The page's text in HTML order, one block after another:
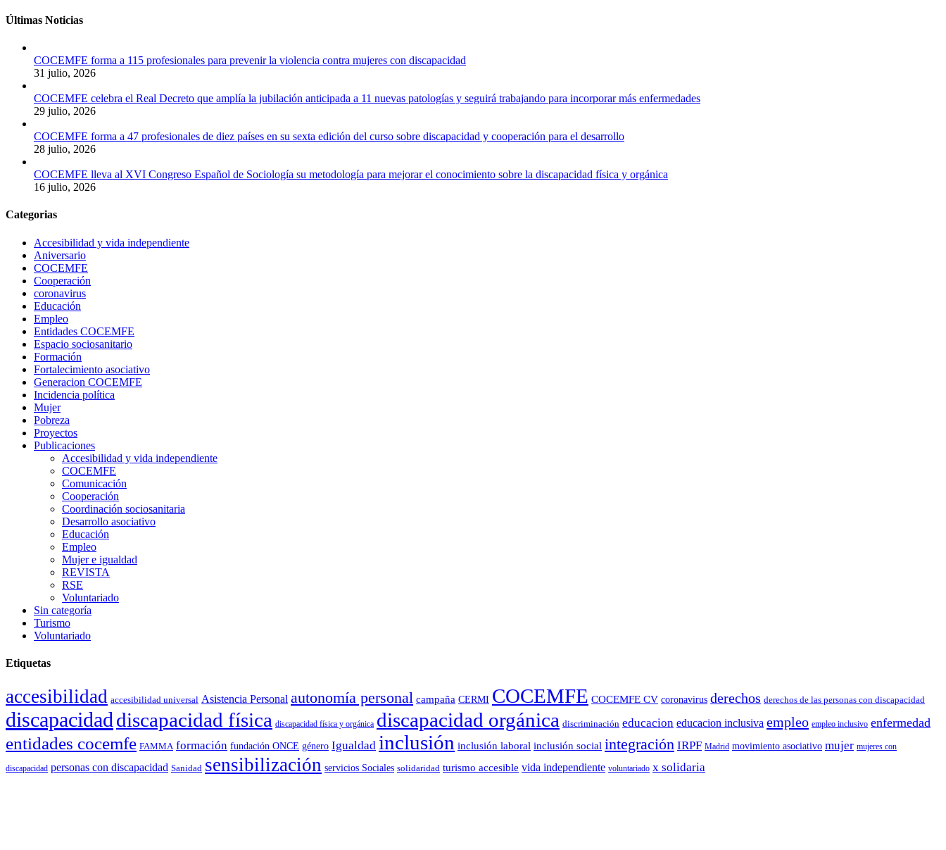
Últimas Noticias
COCEMFE forma a 115 profesionales para prevenir la violencia contra mujeres con discapacidad
31 julio, 2026
COCEMFE celebra el Real Decreto que amplía la jubilación anticipada a 11 nuevas patologías y seguirá trabajando para incorporar más enfermedades
29 julio, 2026
COCEMFE forma a 47 profesionales de diez países en su sexta edición del curso sobre discapacidad y cooperación para el desarrollo
28 julio, 2026
COCEMFE lleva al XVI Congreso Español de Sociología su metodología para mejorar el conocimiento sobre la discapacidad física y orgánica
16 julio, 2026
Categorias
Accesibilidad y vida independiente
Aniversario
COCEMFE
Cooperación
coronavirus
Educación
Empleo
Entidades COCEMFE
Espacio sociosanitario
Formación
Fortalecimiento asociativo
Generacion COCEMFE
Incidencia política
Mujer
Pobreza
Proyectos
Publicaciones
Accesibilidad y vida independiente
COCEMFE
Comunicación
Cooperación
Coordinación sociosanitaria
Desarrollo asociativo
Educación
Empleo
Mujer e igualdad
REVISTA
RSE
Voluntariado
Sin categoría
Turismo
Voluntariado
Etiquetas
accesibilidad accesibilidad universal Asistencia Personal autonomía personal campaña CERMI COCEMFE COCEMFE CV coronavirus derechos derechos de las personas con discapacidad
discapacidad discapacidad física discapacidad física y orgánica discapacidad orgánica discriminación educacion educacion inclusiva empleo empleo inclusivo enfermedad
entidades cocemfe FAMMA formación fundación ONCE género Igualdad inclusión inclusión laboral inclusión social integración IRPF Madrid movimiento asociativo mujer mujeres con
discapacidad personas con discapacidad Sanidad sensibilización servicios Sociales solidaridad turismo accesible vida independiente voluntariado x solidaria